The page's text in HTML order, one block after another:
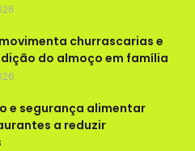
churrascarias e
do almoço em família
e segurança alimentar
a reduzir